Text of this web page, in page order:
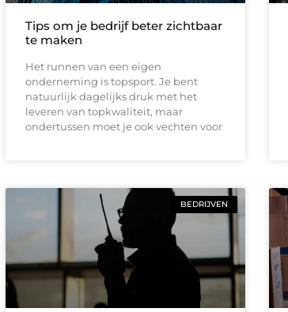
Tips om je bedrijf beter zichtbaar
te maken
Het runnen van een eigen
onderneming is topsport. Je bent
natuurlijk dagelijks druk met het
leveren van topkwaliteit, maar
ondertussen moet je ook vechten voor
BEDRIJVEN